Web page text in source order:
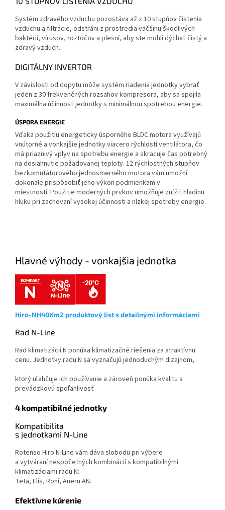
Systém zdravého vzduchu pozostáva až z 10 stupňov čistenia
vzduchu a filtrácie, odstráni z prostredia väčšinu škodlivých
baktérií, vírusov, roztočov a plesní, aby ste mohli dýchať čistý a
zdravý vzduch.
DIGITÁLNY INVERTOR
V závislosti od dopytu môže systém riadenia jednotky vybrať
jeden z 30 frekvenčných rozsahov kompresora, aby sa spojila
maximálna účinnosť jednotky s minimálnou spotrebou energie.
ÚSPORA ENERGIE
Vďaka použitiu energeticky úsporného BLDC motora využívajú
vnútorné a vonkajšie jednotky viacero rýchlostí ventilátora, čo
má priaznivý vplyv na spotrebu energie a skracuje čas potrebný
na dosiahnutie požadovanej teploty. 12 rýchlostných stupňov
bezkomutátorového jednosmerného motora vám umožní
dokonale prispôsobiť jeho výkon podmienkam v
miestnosti. Použitie moderných prvkov umožňuje znížiť hladinu
hluku pri zachovaní vysokej účinnosti a nízkej spotreby energie.
Hlavné výhody - vonkajšia jednotka
Hiro-NH40Xm2 produktový list s detailnými informáciami
Rad N-Line
Rad klimatizácií N ponúka klimatizačné riešenia za atraktívnu
cenu. Jednotky radu N sa vyznačujú jednoduchým dizajnom,
ktorý uľahčuje ich používanie a zároveň ponúka kvalitu a
prevádzkovú spoľahlivosť
4 kompatibilné jednotky
Kompatibilita
s jednotkami N-Line
Rotenso Hiro N-Line vám dáva slobodu pri výbere
a vytváraní nespočetných kombinácií s kompatibilnými
klimatizáciami radu N:
Teta, Elis, Roni, Aneru AN.
Efektívne kúrenie